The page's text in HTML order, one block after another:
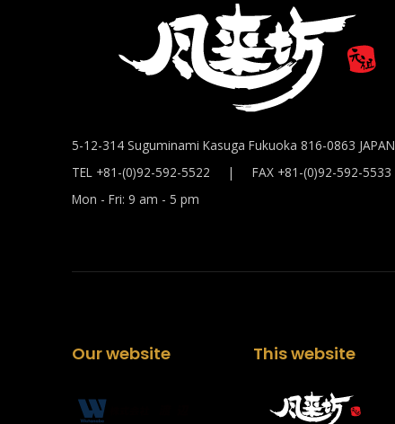
5-12-314 Suguminami Kasuga Fukuoka 816-0863 JAPAN
TEL +81-(0)92-592-5522 | FAX +81-(0)92-592-5533
Mon - Fri: 9 am - 5 pm
Our website This website